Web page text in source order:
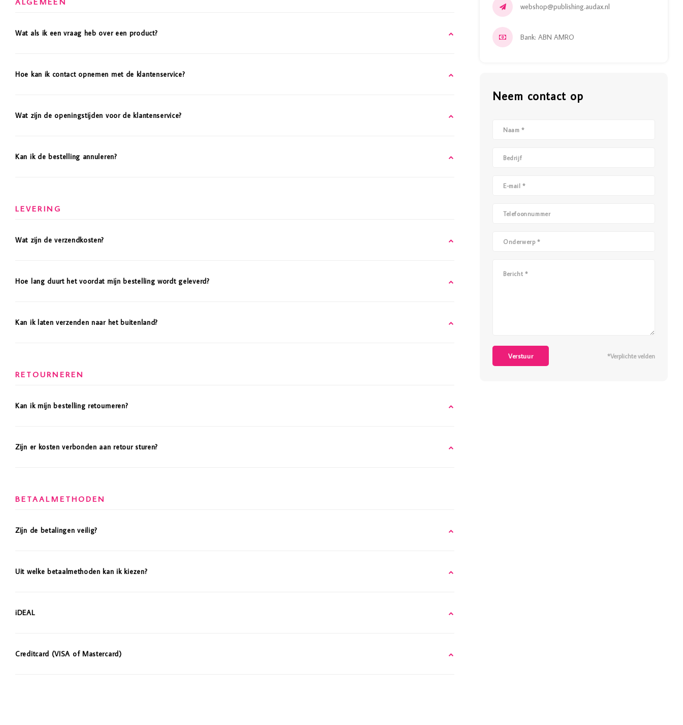
Wat als ik een vraag heb over een product?
Hoe kan ik contact opnemen met de klantenservice?
Wat zijn de openingstijden voor de klantenservice?
Kan ik de bestelling annuleren?
LEVERING
Wat zijn de verzendkosten?
Hoe lang duurt het voordat mijn bestelling wordt geleverd?
Kan ik laten verzenden naar het buitenland?
RETOURNEREN
Kan ik mijn bestelling retourneren?
Zijn er kosten verbonden aan retour sturen?
BETAALMETHODEN
Zijn de betalingen veilig?
Uit welke betaalmethoden kan ik kiezen?
iDEAL
Creditcard (VISA of Mastercard)
webshop@publishing.audax.nl
Bank: ABN AMRO
Neem contact op
Verstuur *Verplichte velden